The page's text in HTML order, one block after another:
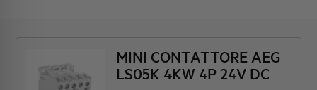
MINI CONTATTORE AEG
LS05K 4KW 4P 24V DC